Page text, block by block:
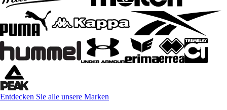
Entdecken Sie alle unsere Marken